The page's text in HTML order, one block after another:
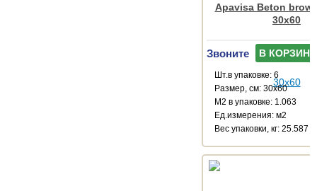
Apavisa Beton
30x60
Звоните В КОРЗИНУ
Шт.в упаковке: 6
Размер, см: 30x60
М2 в упаковке: 1.063
Ед.измерения: м2
Веc упаковки, кг: 25.587